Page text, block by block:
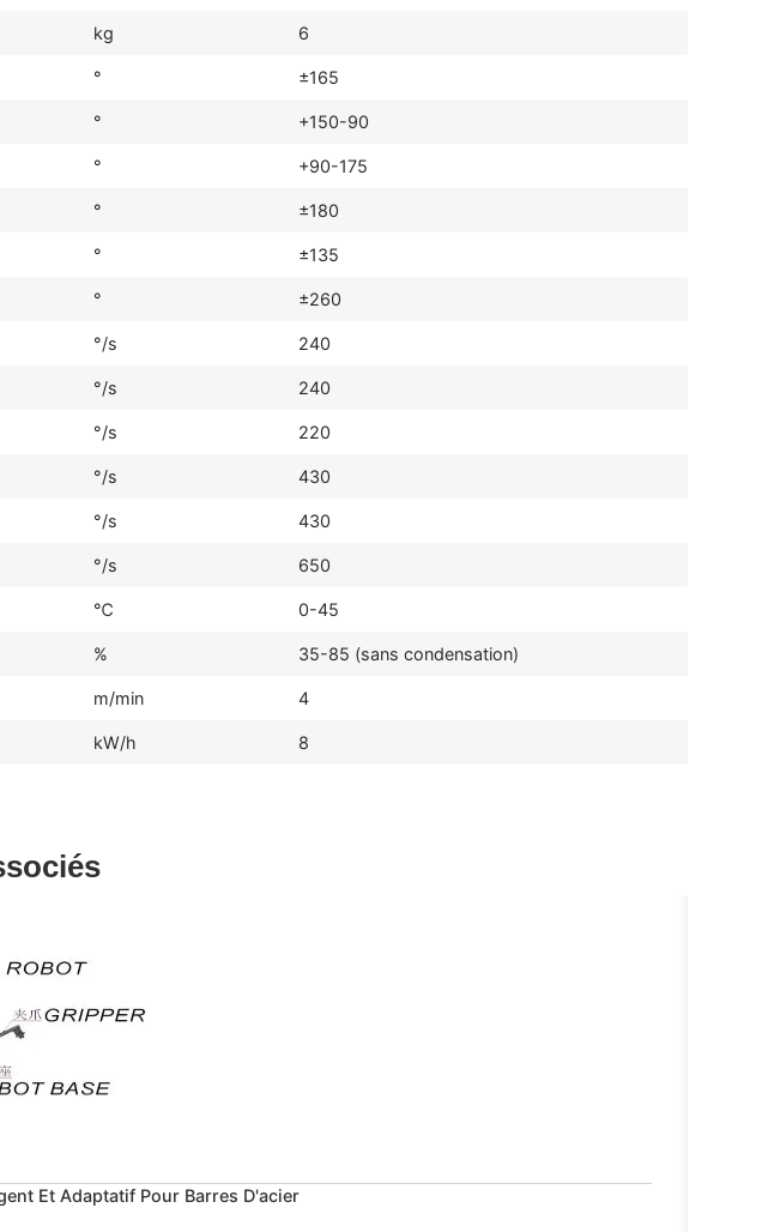
kg 6
° ±165
° +150-90
° +90-175
° ±180
° ±135
° ±260
°/s 240
°/s 240
°/s 220
°/s 430
°/s 430
°/s 650
℃ 0-45
% 35-85 (sans condensation)
m/min 4
kW/h 8
Et Adaptatif Pour Barres D'acier